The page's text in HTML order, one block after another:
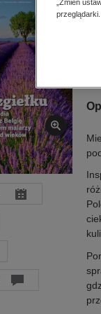
„Zmień
przeglądarki.